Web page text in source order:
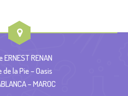
ERNEST RENAN
de la Pie – Oasis
– MAROC